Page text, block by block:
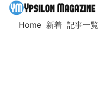
Home 新着 記事一覧